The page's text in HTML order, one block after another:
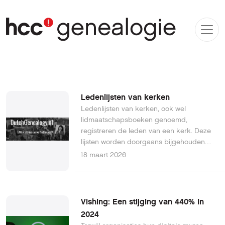
Ledenlijsten van kerken
Ledenlijsten van kerken, ook wel
lidmaatschapsboeken genoemd,
registreren de leden van een kerk. Deze
lijsten worden doorgaans bijgehouden
door protestantse kerken, zoals de
af te leggen. Dit is anders dan in de
Rooms-Katholieke Kerk, waar mensen
vanaf het moment van de doop, vaak al
18 maart 2026
Vishing: Een stijging van 440% in
2024